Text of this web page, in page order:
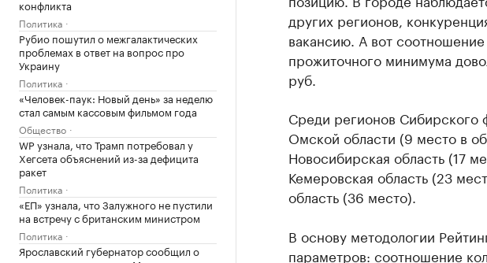
конфликта
Политика
Рубио пошутил о межгалактических
проблемах в ответ на вопрос про
Украину
Политика
«Человек-паук: Новый день» за неделю
стал самым кассовым фильмом года
Общество
WP узнала, что Трамп потребовал у
Хегсета объяснений из-за дефицита
ракет
Политика
«ЕП» узнала, что Залужного не пустили
на встречу с британским министром
Политика
Ярославский губернатор сообщил о
других регионов,
вакансию. А вот
прожиточного минимума
руб.
Среди регионов Сибирского
Омской области (9 место в
Новосибирская область (17
Кемеровская область (23
область (36 место).
В основу методологии
параметров: соотношение